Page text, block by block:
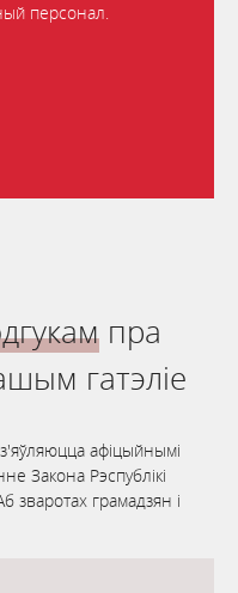
персонал.
пра
гатэліе
афіцыйнымі
Закона Рэспублікі
зваротах грамадзян і